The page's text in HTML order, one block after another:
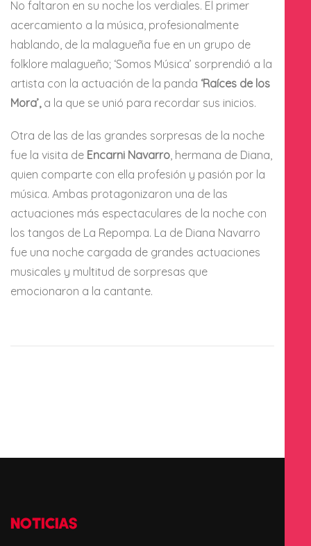
No faltaron en su noche los verdiales. El primer
acercamiento a la música, profesionalmente
hablando, de la malagueña fue en un grupo de
folklore malagueño; ‘Somos Música’ sorprendió a la
artista con la actuación de la panda ‘Raíces de los
Mora’, a la que se unió para recordar sus inicios.
Otra de las de las grandes sorpresas de la noche
fue la visita de Encarni Navarro, hermana de Diana,
quien comparte con ella profesión y pasión por la
música. Ambas protagonizaron una de las
actuaciones más espectaculares de la noche con
los tangos de La Repompa. La de Diana Navarro
fue una noche cargada de grandes actuaciones
musicales y multitud de sorpresas que
emocionaron a la cantante.
NOTICIAS